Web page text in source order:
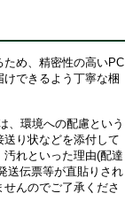
ため、精密性の高いPC
できるよう丁寧な梱
、環境への配慮という
り状などを添付して
れといった理由(配達
送伝票等が直貼りされ
んのでご了承くださ